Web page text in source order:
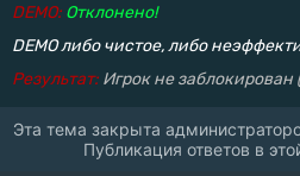
DEMO: Отклонено!
DEMO либо чистое, либо
Результат: Игрок не заблокирован
Эта тема закрыта
Публикация ответов в